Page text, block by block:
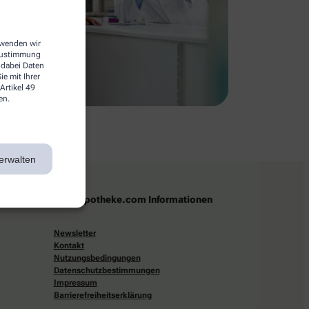
wir
Daten
mit Ihrer
49
apotheke.com Informationen
Newsletter
Kontakt
Nutzungsbedingungen
Datenschutzbestimmungen
Impressum
Barrierefreiheitserklärung